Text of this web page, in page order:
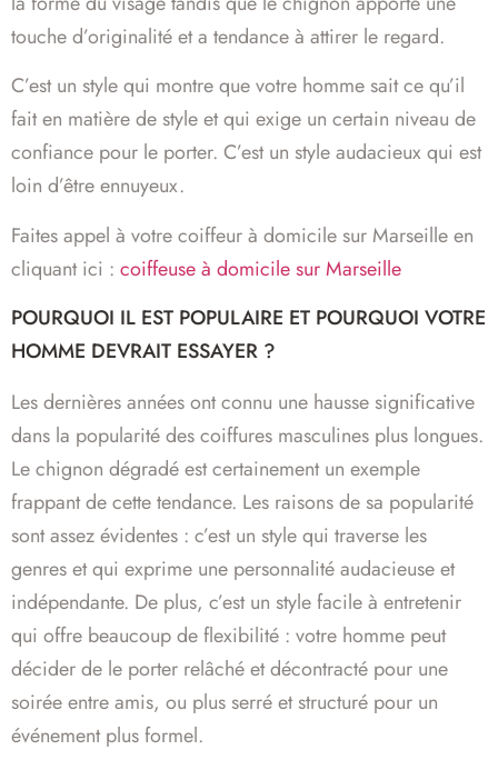
touche d’originalité et a tendance à attirer le regard.
C’est un style qui montre que votre homme sait ce qu’il
fait en matière de style et qui exige un certain niveau de
confiance pour le porter. C’est un style audacieux qui est
loin d’être ennuyeux.
Faites appel à votre coiffeur à domicile sur Marseille en
cliquant ici : coiffeuse à domicile sur Marseille
POURQUOI IL EST POPULAIRE ET POURQUOI VOTRE
HOMME DEVRAIT ESSAYER ?
Les dernières années ont connu une hausse significative
dans la popularité des coiffures masculines plus longues.
Le chignon dégradé est certainement un exemple
frappant de cette tendance. Les raisons de sa popularité
sont assez évidentes : c’est un style qui traverse les
genres et qui exprime une personnalité audacieuse et
indépendante. De plus, c’est un style facile à entretenir
qui offre beaucoup de flexibilité : votre homme peut
décider de le porter relâché et décontracté pour une
soirée entre amis, ou plus serré et structuré pour un
événement plus formel.